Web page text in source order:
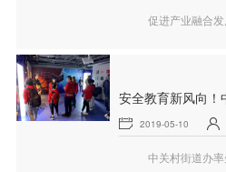
2019-05-10